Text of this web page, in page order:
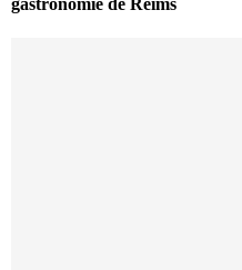
gastronomie de Reims